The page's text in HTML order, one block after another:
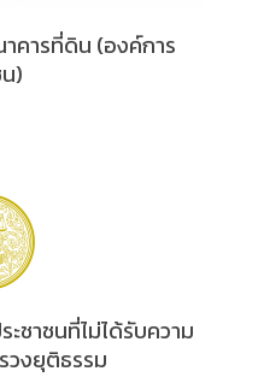
คารที่ดิน (องค์การ
)
ชาชนที่ไม่ได้รับความ
วงยุติธรรม